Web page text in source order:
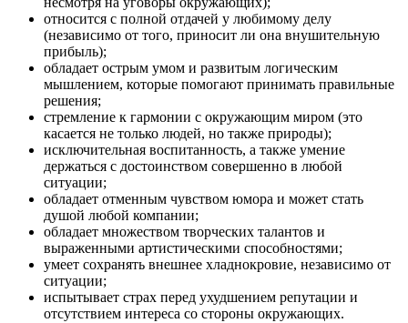
относится с полной отдачей у любимому делу
(независимо от того, приносит ли она внушительную
прибыль);
обладает острым умом и развитым логическим
мышлением, которые помогают принимать правильные
решения;
стремление к гармонии с окружающим миром (это
касается не только людей, но также природы);
исключительная воспитанность, а также умение
держаться с достоинством совершенно в любой
ситуации;
обладает отменным чувством юмора и может стать
душой любой компании;
обладает множеством творческих талантов и
выраженными артистическими способностями;
умеет сохранять внешнее хладнокровие, независимо от
ситуации;
испытывает страх перед ухудшением репутации и
отсутствием интереса со стороны окружающих.